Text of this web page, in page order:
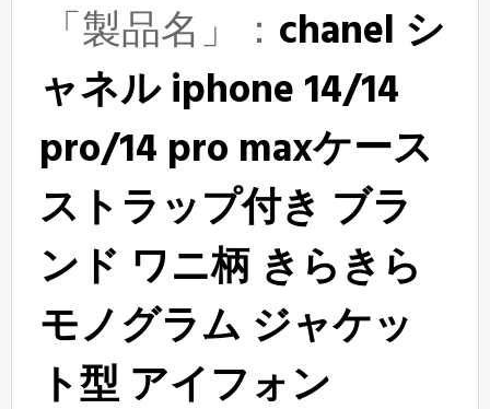
「製品名」： chanel シ
ャネル iphone 14/14
pro/14 pro maxケース
ストラップ付き ブラ
ンド ワニ柄 きらきら
モノグラム ジャケッ
ト型 アイフォン